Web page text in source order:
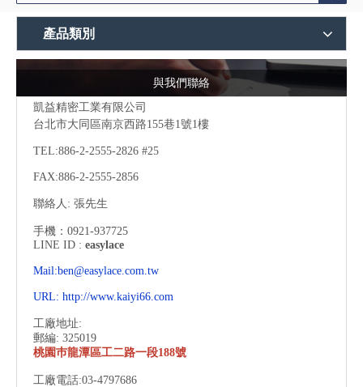
產品類別
與我們聯絡
凱益精密工業有限公司
台北市大同區南京西路155巷1號1樓
TEL:886-2-2555-2826 #25
FAX:886-2-2555-2856
聯絡人: 張先生
手機：0921-937725
LINE ID : easylace
Mail:ben@easylace.com.tw
URL: http://www.kaiyi66.com
工廠地址:
郵編: 325019
桃園巿龍潭區工二路一段188號
工廠電話:03-4797686